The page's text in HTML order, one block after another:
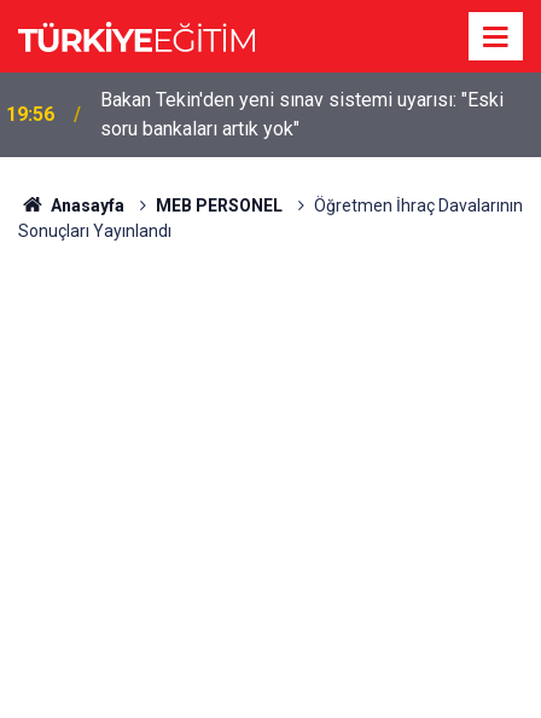
19:56
Bakan Tekin'den yeni sınav sistemi uyarısı: "Eski
soru bankaları artık yok"
Anasayfa MEB PERSONEL
Öğretmen İhraç Davalarının
Sonuçları Yayınlandı